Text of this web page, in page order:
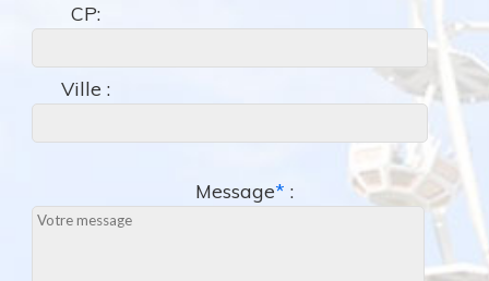
CP:
Ville :
Message* :